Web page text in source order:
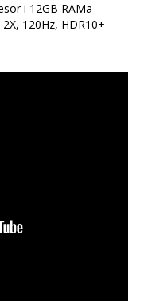
i 12GB RAMa
120Hz, HDR10+